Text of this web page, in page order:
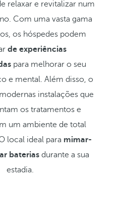
relaxar e revitalizar num
Com uma vasta gama
os hóspedes podem
de experiências
para melhorar o seu
e mental. Além disso, o
instalações que
os tratamentos e
um ambiente de total
local ideal para mimar-
baterias durante a sua
estadia.